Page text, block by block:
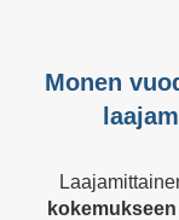
Monen
kokemukseen